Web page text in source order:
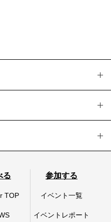
る
TOP
参加する
イベント一覧
イベントレポート